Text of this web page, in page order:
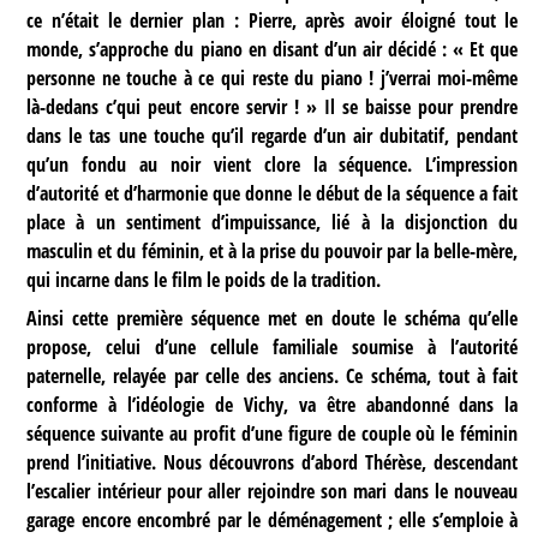
ce n’était le dernier plan : Pierre, après avoir éloigné tout le
monde, s’approche du piano en disant d’un air décidé : « Et que
personne ne touche à ce qui reste du piano ! j’verrai moi-même
là-dedans c’qui peut encore servir ! » Il se baisse pour prendre
dans le tas une touche qu’il regarde d’un air dubitatif, pendant
qu’un fondu au noir vient clore la séquence. L’impression
d’autorité et d’harmonie que donne le début de la séquence a fait
place à un sentiment d’impuissance, lié à la disjonction du
masculin et du féminin, et à la prise du pouvoir par la belle-mère,
qui incarne dans le film le poids de la tradition.
Ainsi cette première séquence met en doute le schéma qu’elle
propose, celui d’une cellule familiale soumise à l’autorité
paternelle, relayée par celle des anciens. Ce schéma, tout à fait
conforme à l’idéologie de Vichy, va être abandonné dans la
séquence suivante au profit d’une figure de couple où le féminin
prend l’initiative. Nous découvrons d’abord Thérèse, descendant
l’escalier intérieur pour aller rejoindre son mari dans le nouveau
garage encore encombré par le déménagement ; elle s’emploie à